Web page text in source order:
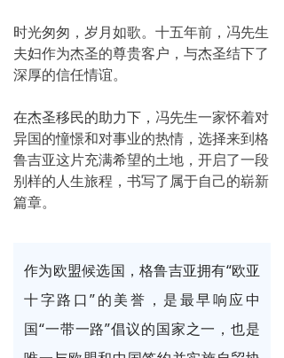
时光匆匆，岁月如歌。 十五年前，冯先生
夫妇作为杰圣的尊贵客户，与杰圣结下了
深厚的信任情谊。
在杰圣移民的助力下， 冯先生一家怀着对
异国的憧憬和对事业的热情，选择来到格
鲁吉亚这片充满希望的土地，开启了一段
别样的人生旅程，书写了属于自己的崭新
篇章。
作为欧盟候选国， 格鲁吉亚拥有“欧亚
十字路口”的美誉，是最早响应中
国“一带一路”倡议的国家之一，也是